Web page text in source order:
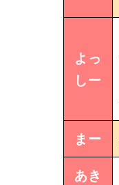
よっ
しー
まー
あき